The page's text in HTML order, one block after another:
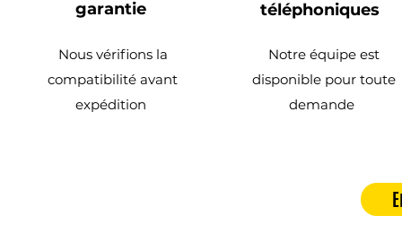
garantie
Nous vérifions la
compatibilité avant
expédition
téléphoniques
Notre équipe est
disponible pour toute
demande